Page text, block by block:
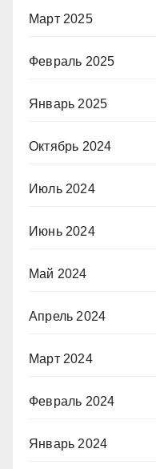
Март 2025
Февраль 2025
Январь 2025
Октябрь 2024
Июль 2024
Июнь 2024
Май 2024
Апрель 2024
Март 2024
Февраль 2024
Январь 2024